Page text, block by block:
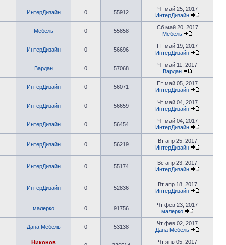
ИнтерДизайн 0 55912
Чт май 25, 2017
ИнтерДизайн
Мебель 0 55858
Сб май 20, 2017
Мебель
ИнтерДизайн 0 56696
Пт май 19, 2017
ИнтерДизайн
Вардан 0 57068
Чт май 11, 2017
Вардан
ИнтерДизайн 0 56071
Пт май 05, 2017
ИнтерДизайн
ИнтерДизайн 0 56659
Чт май 04, 2017
ИнтерДизайн
ИнтерДизайн 0 56454
Чт май 04, 2017
ИнтерДизайн
ИнтерДизайн 0 56219
Вт апр 25, 2017
ИнтерДизайн
ИнтерДизайн 0 55174
Вс апр 23, 2017
ИнтерДизайн
ИнтерДизайн 0 52836
Вт апр 18, 2017
ИнтерДизайн
малерко 0 91756
Чт фев 23, 2017
малерко
Дана Мебель 0 53138
Чт фев 02, 2017
Дана Мебель
Никонов Чт янв 05, 2017